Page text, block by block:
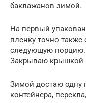
баклажанов зимой.
На первый
пленку точно
следующую порцию.
Закрываю крышкой
Зимой достаю одну
контейнера,